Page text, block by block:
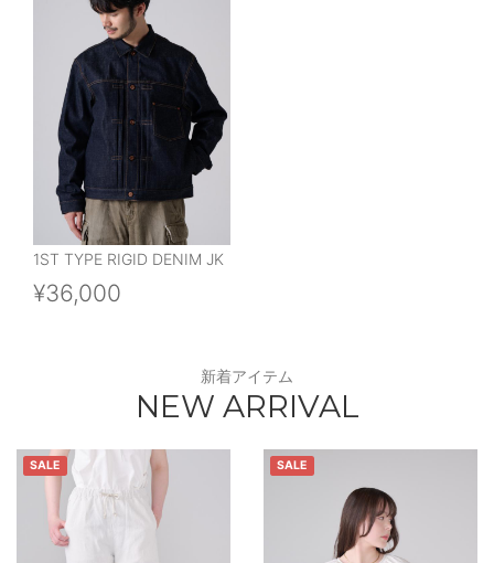
1ST TYPE RIGID DENIM JK
¥36,000
新着アイテム
NEW ARRIVAL
SALE SALE